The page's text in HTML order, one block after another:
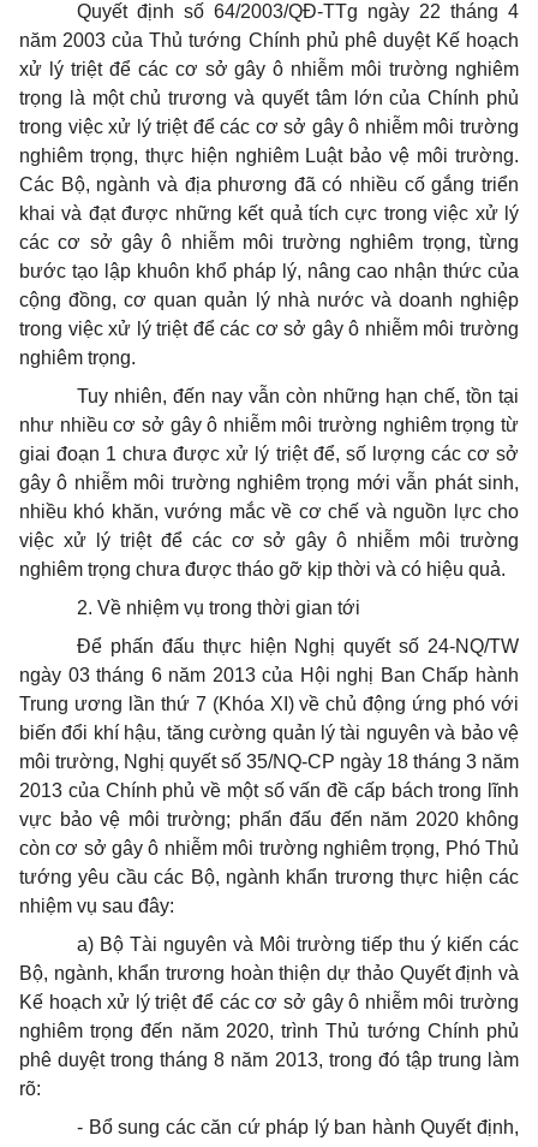
Quyết định số 64/2003/QĐ-TTg ngày 22 tháng 4
năm 2003 của Thủ tướng Chính phủ phê duyệt Kế hoạch
xử lý triệt để các cơ sở gây ô nhiễm môi trường nghiêm
trọng là một chủ trương và quyết tâm ớn của Chính phủ
trong việc xử lý triệt để các cơ sở gây ô nhiễm môi trường
nghiêm trọng, thực hiện nghiêm Luật bảo vệ môi trường.
Các Bộ, ngành và địa phương đã có nhiều cố gắng triển
khai và đạt được những kết quả tích cực trong việc xử lý
các cơ sở gây ô nhiễm môi trường nghiêm trọng, từng
bước tạo lập khuôn khổ pháp lý, nâng cao nhận thức của
cộng đồng, cơ quan quản lý nhà nước và doanh nghiệp
trong việc xử lý triệt để các cơ sở gây ô nhiễm môi trường
nghiêm trọng.
Tuy nhiên, đến nay vẫn còn những hạn chế, tồn tại
như nhiều cơ sở gây ô nhiễm môi trường nghiêm trọng từ
giai đoạn 1 chưa được xử lý triệt để, số lượng các cơ sở
gây ô nhiễm môi trường nghiêm trọng mới vẫn phát sinh,
nhiều khó khăn, vướng mắc về cơ chế và nguồn lực cho
việc xử lý triệt để các cơ sở gây ô nhiễm môi trường
nghiêm trọng chưa được tháo gỡ kịp thời và có hiệu quả.
2. Về nhiệm vụ trong thời gian tới
Để phấn đấu thực hiện Nghị quyết số 24-NQ/TW
ngày 03 tháng 6 năm 2013 của Hội nghị Ban Chấp hành
Trung ương lần thứ 7 (Khóa XI) về chủ động ứng phó với
biến đổi khí hậu, tăng cường quản lý tài nguyên và bảo vệ
môi trường, Nghị quyết số 35/NQ-CP ngày 18 tháng 3 năm
2013 của Chính phủ về một số vấn đề cấp bách trong lĩnh
vực bảo vệ môi trường; phấn đấu đến năm 2020 không
còn cơ sở gây ô nhiễm môi trường nghiêm trọng, Phó Thủ
tướng yêu cầu các Bộ, ngành khẩn trương thực hiện các
nhiệm vụ sau đây:
a) Bộ Tài nguyên và Môi trường tiếp thu ý kiến các
Bộ, ngành, khẩn trương hoàn thiện dự thảo Quyết định và
Kế hoạch xử lý triệt để các cơ sở gây ô nhiễm môi trường
nghiêm trọng đến năm 2020, trình Thủ tướng Chính phủ
phê duyệt trong tháng 8 năm 2013, trong đó tập trung làm
rõ:
- Bổ sung các căn cứ pháp ý ban hành Quyết định,